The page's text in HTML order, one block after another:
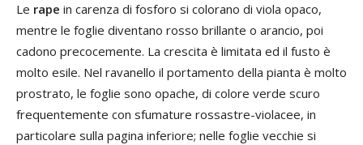
Le rape in carenza di fosforo si colorano di viola opaco,
mentre le foglie diventano rosso brillante o arancio, poi
cadono precocemente. La crescita è limitata ed il fusto è
molto esile. Nel ravanello il portamento della pianta è molto
prostrato, le foglie sono opache, di colore verde scuro
frequentemente con sfumature rossastre-violacee, in
particolare sulla pagina inferiore; nelle foglie vecchie si